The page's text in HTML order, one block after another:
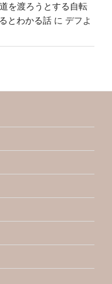
を渡ろうとする自転
とわかる話 に デフよ